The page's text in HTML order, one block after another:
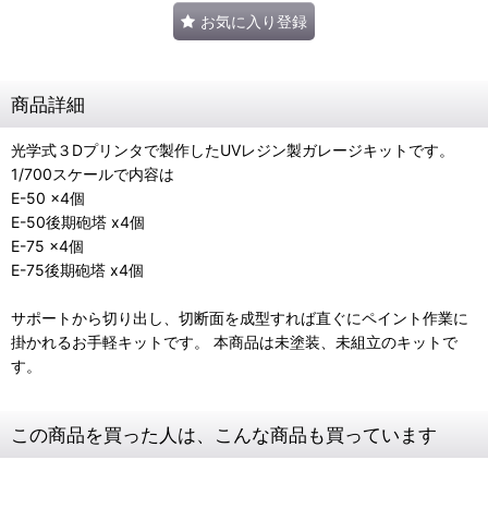
お気に入り登録
商品詳細
光学式３Dプリンタで製作したUVレジン製ガレージキットです。
1/700スケールで内容は
E-50 x4個
E-50後期砲塔 x4個
E-75 x4個
E-75後期砲塔 x4個
サポートから切り出し、切断面を成型すれば直ぐにペイント作業に
掛かれるお手軽キットです。 本商品は未塗装、未組立のキットで
す。
この商品を買った人は、こんな商品も買っています